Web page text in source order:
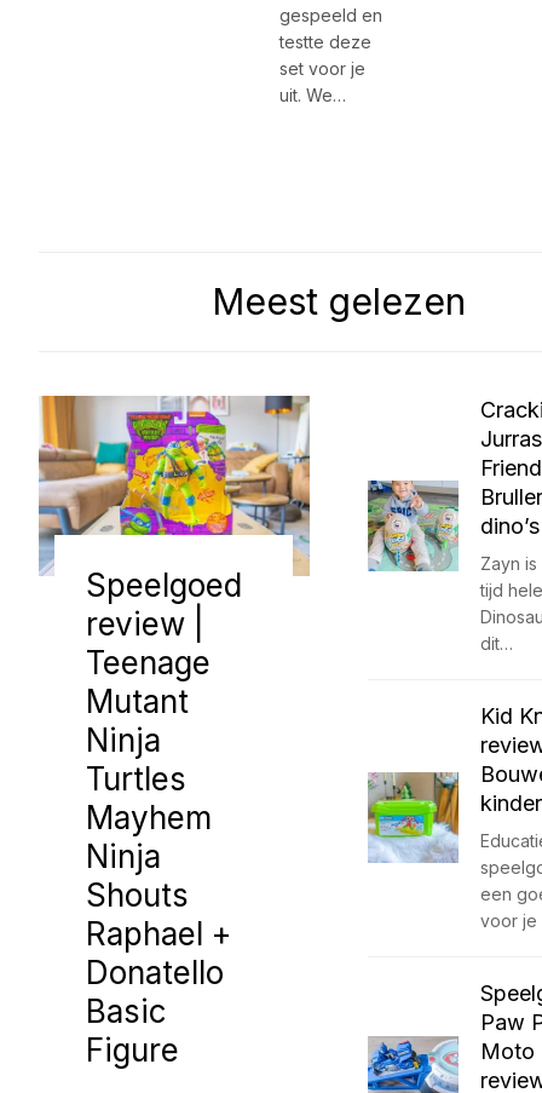
gespeeld en
testte deze
set voor je
uit. We…
Meest gelezen
Speelgoed
review |
Teenage
Mutant
Ninja
Turtles
Mayhem
Ninja
Shouts
Raphael +
Donatello
Basic
Figure
dino’s
Zayn
tijd
dit…
Kid
een
voor je
Paw
Moto